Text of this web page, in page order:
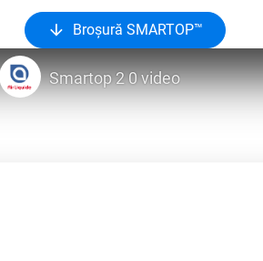
Smartop 2 0 video
Broșură SMARTOP™